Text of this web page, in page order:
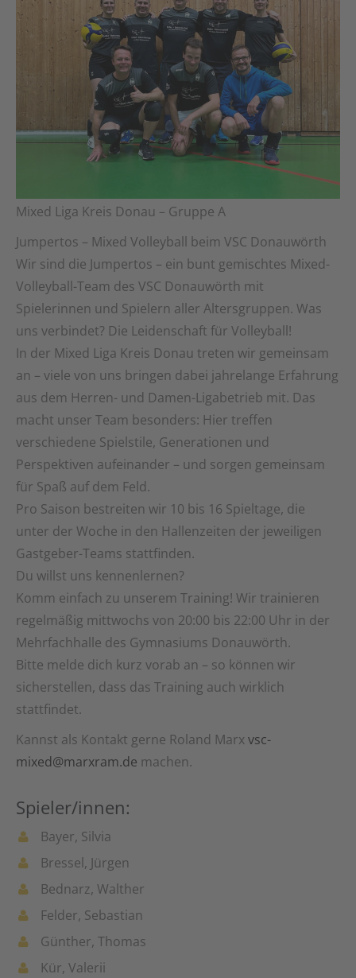
Mixed Liga Kreis Donau – Gruppe A
Jumpertos – Mixed Volleyball beim VSC Donauwörth
Wir sind die Jumpertos – ein bunt gemischtes Mixed-
Volleyball-Team des VSC Donauwörth mit
Spielerinnen und Spielern aller Altersgruppen. Was
uns verbindet? Die Leidenschaft für Volleyball!
In der Mixed Liga Kreis Donau treten wir gemeinsam
an – viele von uns bringen dabei jahrelange Erfahrung
aus dem Herren- und Damen-Ligabetrieb mit. Das
macht unser Team besonders: Hier treffen
verschiedene Spielstile, Generationen und
Perspektiven aufeinander – und sorgen gemeinsam
für Spaß auf dem Feld.
Pro Saison bestreiten wir 10 bis 16 Spieltage, die
unter der Woche in den Hallenzeiten der jeweiligen
Gastgeber-Teams stattfinden.
Du willst uns kennenlernen?
Komm einfach zu unserem Training! Wir trainieren
regelmäßig mittwochs von 20:00 bis 22:00 Uhr in der
Mehrfachhalle des Gymnasiums Donauwörth.
Bitte melde dich kurz vorab an – so können wir
sicherstellen, dass das Training auch wirklich
stattfindet.
Kannst als Kontakt gerne Roland Marxvsc-
mixed@marxram.de machen.
Spieler/innen:
Bayer, Silvia
Bressel, Jürgen
Bednarz, Walther
Felder, Sebastian
Günther, Thomas
Kür, Valerii